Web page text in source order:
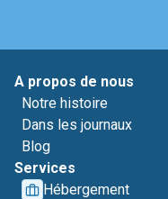
A propos de nous
Notre histoire
Dans les journaux
Blog
Services
Hébergement